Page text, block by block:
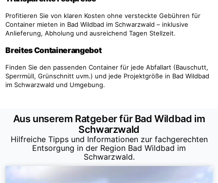
Profitieren Sie von klaren Kosten ohne versteckte Gebühren für
Container mieten in Bad Wildbad im Schwarzwald – inklusive
Anlieferung, Abholung und ausreichend Tagen Stellzeit.
Breites Containerangebot
Finden Sie den passenden Container für jede Abfallart (Bauschutt,
Sperrmüll, Grünschnitt uvm.) und jede Projektgröße in Bad Wildbad
im Schwarzwald und Umgebung.
Aus unserem Ratgeber für Bad Wildbad im
Schwarzwald
Hilfreiche Tipps und Informationen zur fachgerechten
Entsorgung in der Region Bad Wildbad im
Schwarzwald.